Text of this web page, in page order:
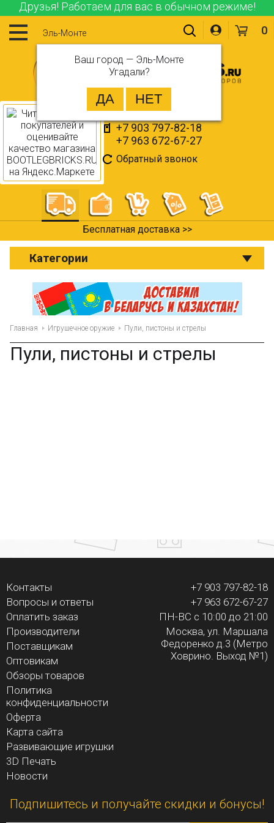
Друзья! Работаем для вас в обычном режиме!
Эль-Монте
Ваш город — Эль-Монте
Угадали?
+7 903 797-82-18
+7 963 672-67-27
Обратный звонок
0
Бесплатная доставка >>
Категории
Главная Игрушечное оружие Пули, пистоны и стрелы
Пули, пистоны и стрелы
Контакты
Вопросы и ответы
Оплатить заказ
Производители
Поставщикам
Оптовикам
Обзоры товаров
Политика
конфиденциальности
Оферта
Карта сайта
Развивающие игрушки
3D Печать
Новости
+7 903 797-82-18
+7 963 672-67-27
ПН-ВС с 10:00 до 21:00
Москва, ул. Маршала
Федоренко д.3 (Метро
Ховрино. Выход №1)
Подпишитесь и получайте скидки и бонусы!